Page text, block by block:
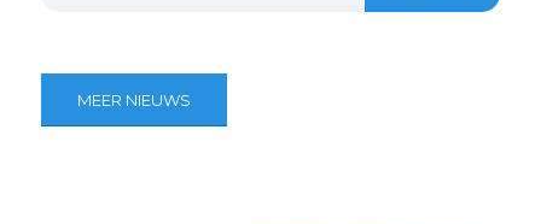
MEER NIEUWS